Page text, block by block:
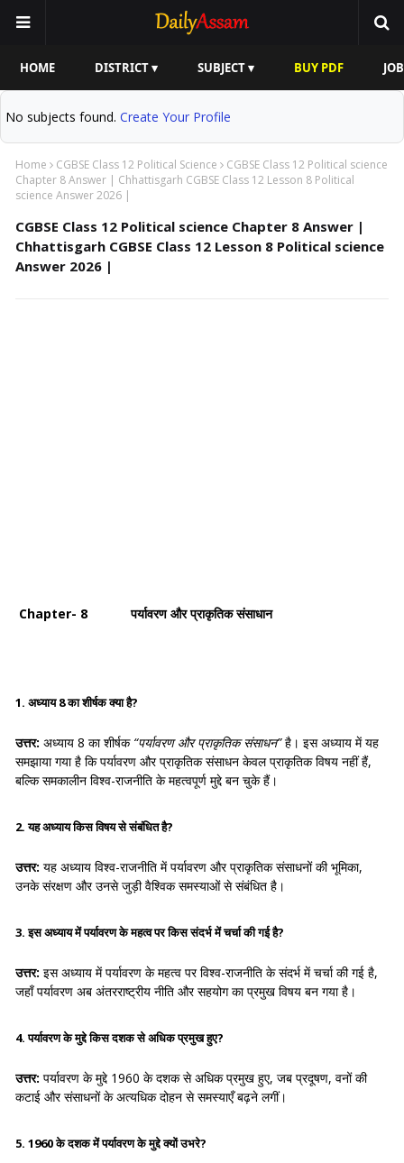
HOME DISTRICT ▾ SUBJECT ▾ BUY PDF
No subjects found. Create Your Profile
Home CGBSE Class 12 Political Science
CGBSE Class 12 Political science
Chapter 8 Answer | Chhattisgarh CGBSE Class 12 Lesson 8 Political
science Answer 2026 |
CGBSE Class 12 Political science Chapter 8 Answer |
Chhattisgarh CGBSE Class 12 Lesson 8 Political science
Answer 2026 |
Chapter- 8 पर्यावरण और प्राकृतिक संसाधान
1. अध्याय 8 का शीर्षक क्या है?
उत्तर: अध्याय 8 का शीर्षक “पर्यावरण और प्राकृतिक संसाधन”है। इस अध्याय में यह
समझाया गया है कि पर्यावरण और प्राकृतिक संसाधन केवल प्राकृतिक विषय नहीं हैं,
बल्कि समकालीन विश्व-राजनीति के महत्वपूर्ण मुद्दे बन चुके हैं।
2. यह अध्याय किस विषय से संबंधित है?
उत्तर: यह अध्याय विश्व-राजनीति में पर्यावरण और प्राकृतिक संसाधनों की भूमिका,
उनके संरक्षण और उनसे जुड़ी वैश्विक समस्याओं से संबंधित है।
3. इस अध्याय में पर्यावरण के महत्व पर किस संदर्भ में चर्चा की गई है?
उत्तर: इस अध्याय में पर्यावरण के महत्व पर विश्व-राजनीति के संदर्भ में चर्चा की गई है,
जहाँ पर्यावरण अब अंतरराष्ट्रीय नीति और सहयोग का प्रमुख विषय बन गया है।
4. पर्यावरण के मुद्दे किस दशक से अधिक प्रमुख हुए?
उत्तर: पर्यावरण के मुद्दे 1960 के दशक से अधिक प्रमुख हुए, जब प्रदूषण, वनों की
कटाई और संसाधनों के अत्यधिक दोहन से समस्याएँ बढ़ने लगीं।
5. 1960 के दशक में पर्यावरण के मुद्दे क्यों उभरे?